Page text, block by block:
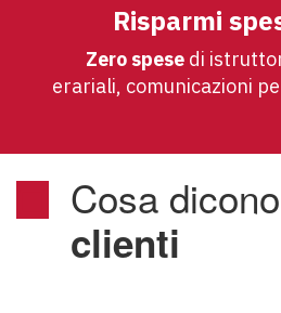
Risparmi
Zero spese di
erariali, comunicazioni
Cosa
clienti